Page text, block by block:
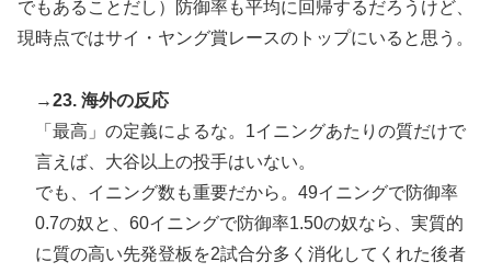
でもあることだし）防御率も平均に回帰するだろうけど、
現時点ではサイ・ヤング賞レースのトップにいると思う。
→23. 海外の反応
「最高」の定義によるな。1イニングあたりの質だけで
言えば、大谷以上の投手はいない。
でも、イニング数も重要だから。49イニングで防御率
0.7の奴と、60イニングで防御率1.50の奴なら、実質的
に質の高い先発登板を2試合分多く消化してくれた後者